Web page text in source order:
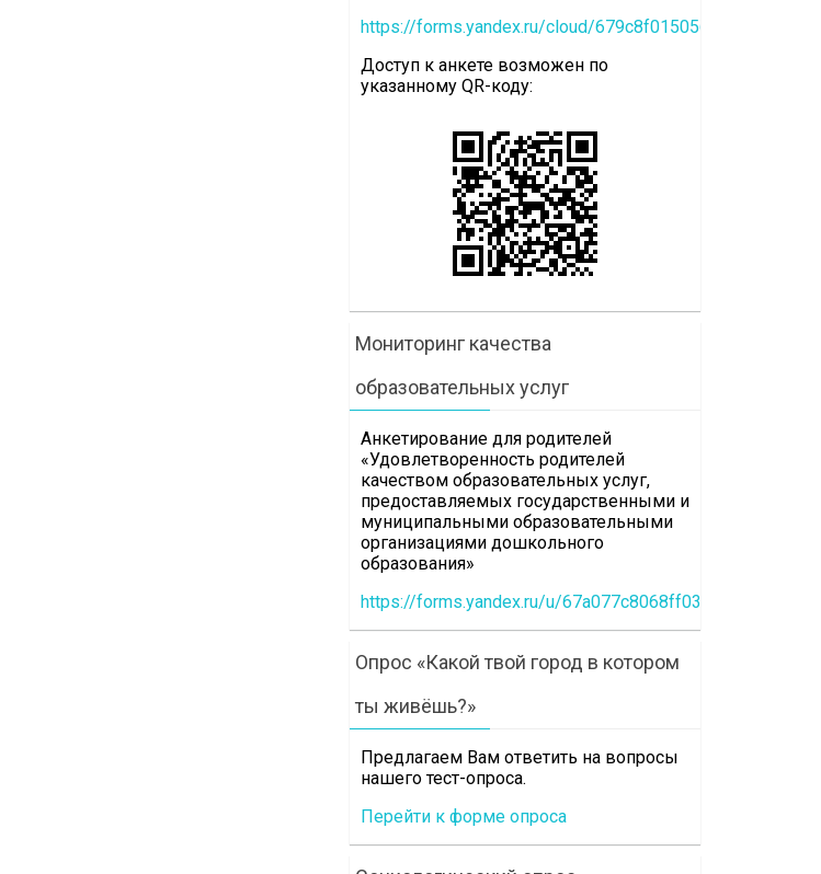
https://forms.yandex.ru/cloud/
Доступ к анкете возможен по
указанному QR-коду:
Мониторинг качества
образовательных услуг
Анкетирование для родителей
«Удовлетворенность родителей
качеством образовательных услуг,
предоставляемых государственными и
муниципальными образовательными
организациями дошкольного
образования»
https://forms.yandex.ru/u/67a077c8068ff0360b1e30e7
Опрос «Какой твой город в котором
ты живёшь?»
Предлагаем Вам ответить на вопросы
нашего тест-опроса.
Перейти к форме опроса